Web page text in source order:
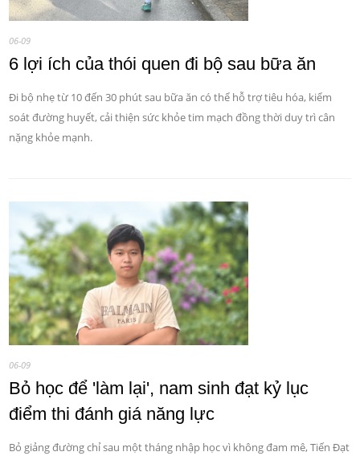
06-09
6 lợi ích của thói quen đi bộ sau bữa ăn
Đi bộ nhẹ từ 10 đến 30 phút sau bữa ăn có thể hỗ trợ tiêu hóa, kiểm
soát đường huyết, cải thiện sức khỏe tim mạch đồng thời duy trì cân
nặng khỏe mạnh.
06-09
Bỏ học để 'làm lại', nam sinh đạt kỷ lục
điểm thi đánh giá năng lực
Bỏ giảng đường chỉ sau một tháng nhập học vì không đam mê, Tiến Đạt